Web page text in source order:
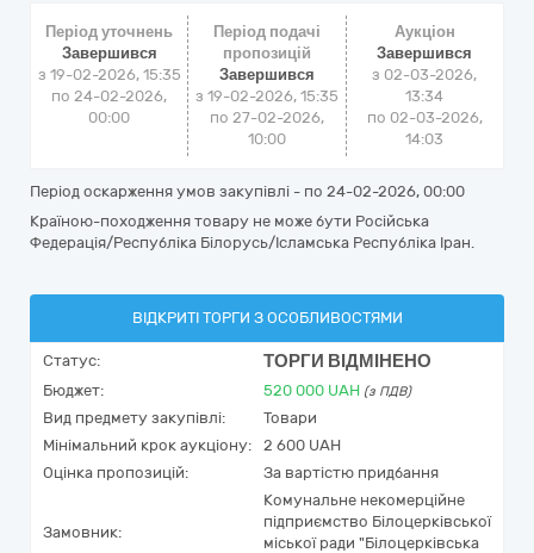
Період уточнень
Завершився
з 19-02-2026, 15:35
по 24-02-2026,
00:00
Період подачі
пропозицій
Завершився
з 19-02-2026, 15:35
по 27-02-2026,
10:00
Аукціон
Завершився
з 02-03-2026,
13:34
по 02-03-2026,
14:03
Період оскарження умов закупівлі - по 24-02-2026, 00:00
Країною-походження товару не може бути Російська
Федерація/Республіка Білорусь/Ісламська Республіка Іран.
ВІДКРИТІ ТОРГИ З ОСОБЛИВОСТЯМИ
Статус: ТОРГИ ВІДМІНЕНО
Бюджет: 520 000 UAH (з ПДВ)
Вид предмету закупівлі:
Товари
Мінімальний крок аукціону:
2 600 UAH
Оцінка пропозицій:
За вартістю придбання
Замовник:
Комунальне некомерційне
підприємство Білоцерківської
міської ради "Білоцерківська